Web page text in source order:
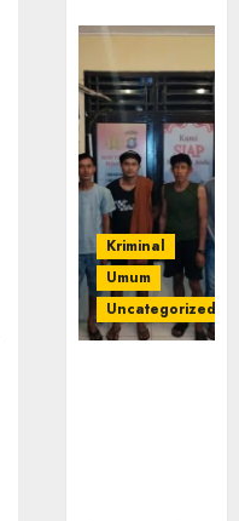
Kriminal
Umum
Uncategorized